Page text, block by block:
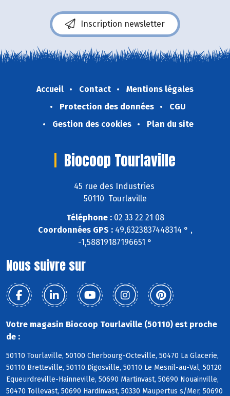
Inscription newsletter
Accueil Contact
Mentions légales
Protection des données
CGU
Gestion des cookies
Plan du site
Biocoop Tourlaville
45 rue des Industries
50110 Tourlaville
Téléphone :02 33 22 21 08
Coordonnées GPS :49,6323837448314 ° ,
-1,58819187196651 °
Nous suivre sur
Votre magasin Biocoop Tourlaville (50110) est proche
de :
50110 Tourlaville, 50100 Cherbourg-Octeville, 50470 La Glacerie,
50110 Bretteville, 50110 Digosville, 50110 Le Mesnil-au-Val, 50120
Equeurdreville-Hainneville, 50690 Martinvast, 50690 Nouainville,
50470 Tollevast, 50690 Hardinvast, 50330 Maupertus s/Mer, 50690